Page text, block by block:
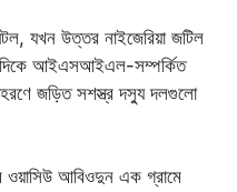
যখন উত্তর নাইজেরিয়া জটিল
আইএসআইএল-সম্পর্কিত
জড়িত সশস্ত্র দস্যু দলগুলো
ওয়াসিউ আবিওদুন এক গ্রামে